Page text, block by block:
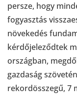
persze, hogy
fogyasztás
növekedés
kérdőjeleződtek
országban,
gazdaság
rekordösszegű, 7